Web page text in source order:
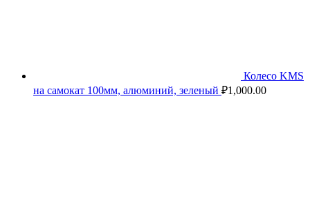
Колесо KMS
на самокат 100мм, алюминий, зеленый ₽1,000.00